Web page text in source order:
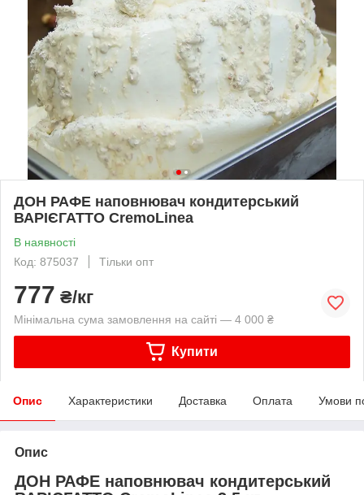
ДОН РАФЕ наповнювач кондитерський
ВАРІЄГАТТО CremoLinea
В наявності
Код: 875037
Тільки опт
777 ₴/кг
Мінімальна сума замовлення на сайті — 4 000 ₴
Купити
Опис Характеристики Доставка Оплата Умови
Опис
ДОН РАФЕ наповнювач кондитерський